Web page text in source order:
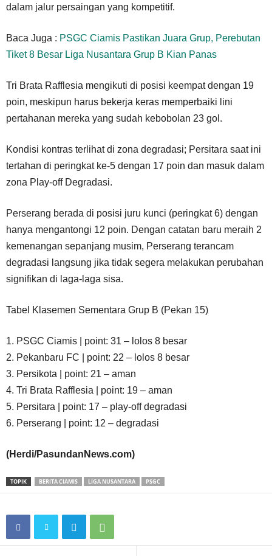
dalam jalur persaingan yang kompetitif.
Baca Juga : PSGC Ciamis Pastikan Juara Grup, Perebutan
Tiket 8 Besar Liga Nusantara Grup B Kian Panas
Tri Brata Rafflesia mengikuti di posisi keempat dengan 19
poin, meskipun harus bekerja keras memperbaiki lini
pertahanan mereka yang sudah kebobolan 23 gol.
Kondisi kontras terlihat di zona degradasi; Persitara saat ini
tertahan di peringkat ke-5 dengan 17 poin dan masuk dalam
zona Play-off Degradasi.
Perserang berada di posisi juru kunci (peringkat 6) dengan
hanya mengantongi 12 poin. Dengan catatan baru meraih 2
kemenangan sepanjang musim, Perserang terancam
degradasi langsung jika tidak segera melakukan perubahan
signifikan di laga-laga sisa.
Tabel Klasemen Sementara Grup B (Pekan 15)
1. PSGC Ciamis | point: 31 – lolos 8 besar
2. Pekanbaru FC | point: 22 – lolos 8 besar
3. Persikota | point: 21 – aman
4. Tri Brata Rafflesia | point: 19 – aman
5. Persitara | point: 17 – play-off degradasi
6. Perserang | point: 12 – degradasi
(Herdi/PasundanNews.com)
TOPIK BERITA CIAMIS LIGA NUSANTARA PSGC